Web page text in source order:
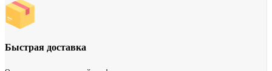
Быстрая доставка